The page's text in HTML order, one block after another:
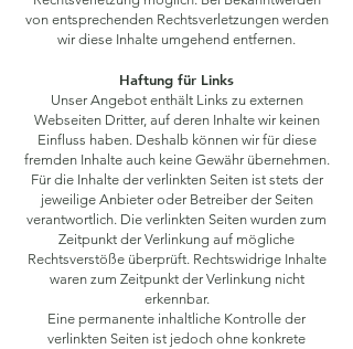
von entsprechenden Rechtsverletzungen werden
wir diese Inhalte umgehend entfernen.
Haftung für Links
Unser Angebot enthält Links zu externen
Webseiten Dritter, auf deren Inhalte wir keinen
Einfluss haben. Deshalb können wir für diese
fremden Inhalte auch keine Gewähr übernehmen.
Für die Inhalte der verlinkten Seiten ist stets der
jeweilige Anbieter oder Betreiber der Seiten
verantwortlich. Die verlinkten Seiten wurden zum
Zeitpunkt der Verlinkung auf mögliche
Rechtsverstöße überprüft. Rechtswidrige Inhalte
waren zum Zeitpunkt der Verlinkung nicht
erkennbar.
Eine permanente inhaltliche Kontrolle der
verlinkten Seiten ist jedoch ohne konkrete